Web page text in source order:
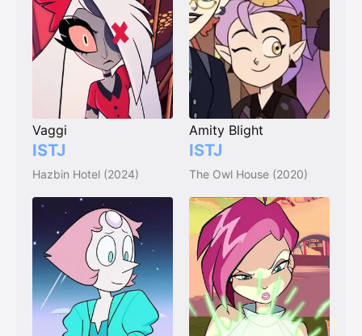
Vaggi
ISTJ
Hazbin Hotel (2024)
Amity Blight
ISTJ
The Owl House (2020)